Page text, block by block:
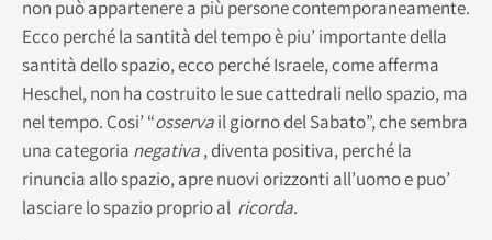
non può appartenere a più persone contemporaneamente.
Ecco perché la santità del tempo è piu’ importante della
santità dello spazio, ecco perché Israele, come afferma
Heschel, non ha costruito le sue cattedrali nello spazio, ma
nel tempo. Cosi’ “osservail giorno del Sabato”, che sembra
una categoria negativa, diventa positiva, perché la
rinuncia allo spazio, apre nuovi orizzonti all’uomo e puo’
lasciare lo spazio proprio al ricorda.